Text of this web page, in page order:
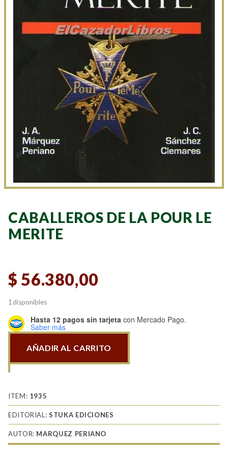
CABALLEROS DE LA POUR LE
MERITE
$ 56.380,00
1 disponibles
Hasta 12 pagos sin tarjeta con Mercado Pago.
Saber más
de
Pour
le
cantidad
AÑADIR AL CARRITO
ITEM: 1935
EDITORIAL:STUKA EDICIONES
AUTOR: MARQUEZ PERIANO